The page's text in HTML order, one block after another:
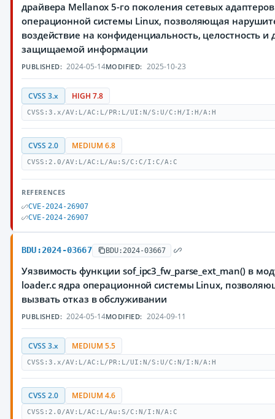
драйвера Mellanox 5-го поколения сетевых
операционной системы Linux, позволяющая
воздействие на конфиденциальность, целостность и
защищаемой информации
PUBLISHED: 2024-05-14MODIFIED: 2025-10-23
CVSS 3.x HIGH 7.8
CVSS:3.x/AV:L/AC:L/PR:L/UI:N/S:U/C:H/I:H/A:H
CVSS 2.0 MEDIUM 6.8
CVSS:2.0/AV:L/AC:L/Au:S/C:C/I:C/A:C
REFERENCES
CVE-2024-26907
CVE-2024-26907
BDU:2024-03667 BDU:2024-03667
Уязвимость функции sof_ipc3_fw_parse_ext_man() в
loader.c ядра операционной системы Linux,
вызвать отказ в обслуживании
PUBLISHED: 2024-05-14MODIFIED: 2024-09-11
CVSS 3.x MEDIUM 5.5
CVSS:3.x/AV:L/AC:L/PR:L/UI:N/S:U/C:N/I:N/A:H
CVSS 2.0 MEDIUM 4.6
CVSS:2.0/AV:L/AC:L/Au:S/C:N/I:N/A:C